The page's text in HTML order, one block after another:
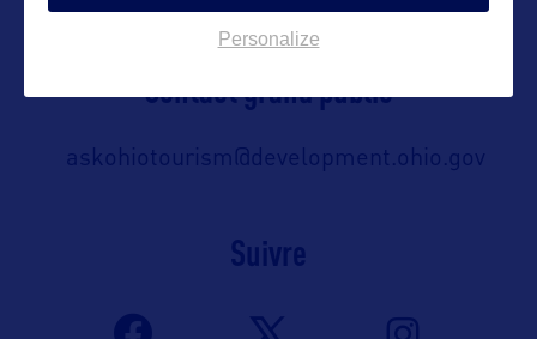
Contact grand public
askohiotourism@development.ohio.gov
Suivre
Personalize